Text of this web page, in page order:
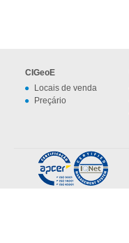
CIGeoE
Locais de venda
Preçário